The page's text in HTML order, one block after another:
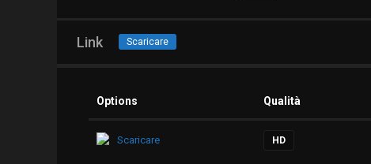
Link Scaricare
Options Qualità
Scaricare HD